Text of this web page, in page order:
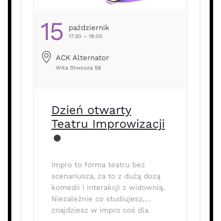
15 Październik
17:30 – 19:00
ACK Alternator
Wita Stwosza 58
Dzień otwarty
Teatru Improwizacji
Impro to forma teatru bez
scenariusza, za to z dużą dozą
komedii i interakcji z widownią.
Niezależnie co studiujesz,
znajdziesz w impro coś dla